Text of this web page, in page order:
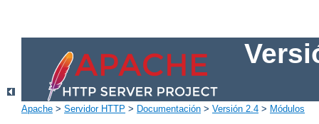
Apache > Servidor HTTP > Documentación > Versión 2.4 > Módulos